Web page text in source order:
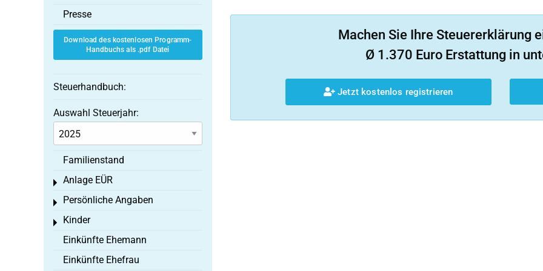
Machen Sie Ihre Steuererklärung
Ø 1.370 Euro Erstattung in
Jetzt kostenlos registrieren
Presse
Download des kostenlosen Programm-
Handbuchs als .pdf Datei
Steuerhandbuch:
Auswahl Steuerjahr:
Familienstand
Anlage EÜR
Toggle menu
Persönliche Angaben
Toggle menu
Kinder
Toggle menu
Einkünfte Ehemann
Einkünfte Ehefrau